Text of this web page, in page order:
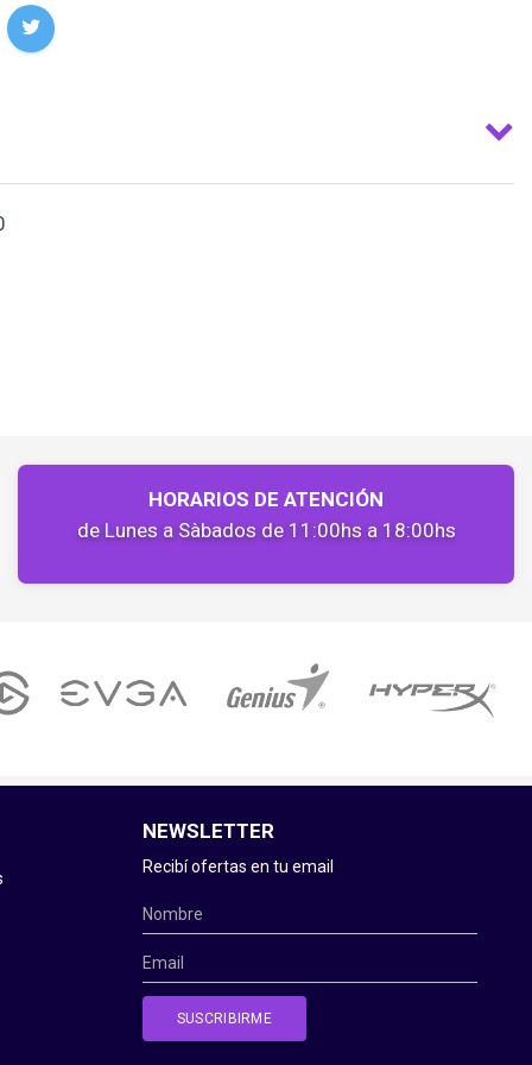
HORARIOS DE ATENCIÓN
de Lunes a Sàbados de 11:00hs a 18:00hs
NEWSLETTER
Recibí ofertas en tu email